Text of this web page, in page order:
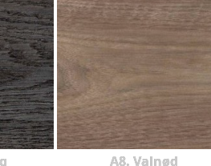
A8. Valnød